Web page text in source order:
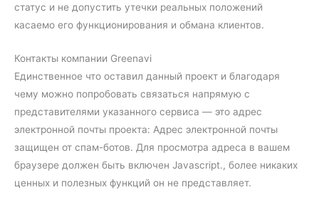
статус и не допустить утечки реальных положений
касаемо его функционирования и обмана клиентов.
Контакты компании Greenavi
Единственное что оставил данный проект и благодаря
чему можно попробовать связаться напрямую с
представителями указанного сервиса — это адрес
электронной почты проекта: Адрес электронной почты
защищен от спам-ботов. Для просмотра адреса в вашем
браузере должен быть включен Javascript., более никаких
ценных и полезных функций он не представляет.